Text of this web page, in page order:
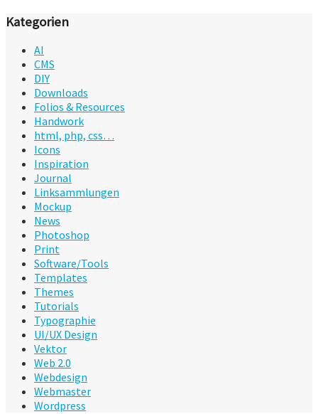
Kategorien
AI
CMS
DIY
Downloads
Folios & Resources
Handwork
html, php, css…
Icons
Inspiration
Journal
Linksammlungen
Mockup
News
Photoshop
Print
Software/Tools
Templates
Themes
Tutorials
Typographie
UI/UX Design
Vektor
Web 2.0
Webdesign
Webmaster
Wordpress